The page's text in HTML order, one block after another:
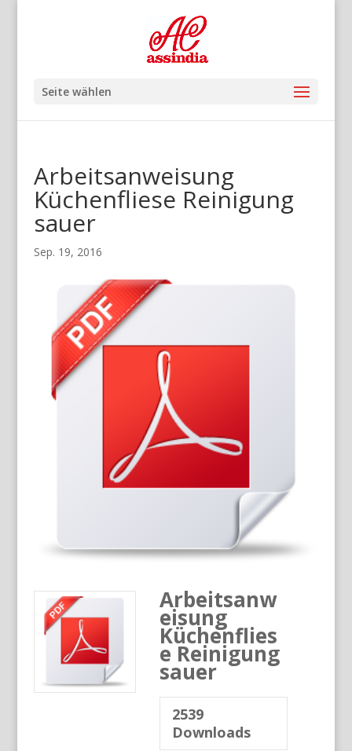
Seite wählen
Arbeitsanweisung
Küchenfliese Reinigung
sauer
Sep. 19, 2016
Arbeitsanw
eisung
Küchenflies
e Reinigung
sauer
2539
Downloads